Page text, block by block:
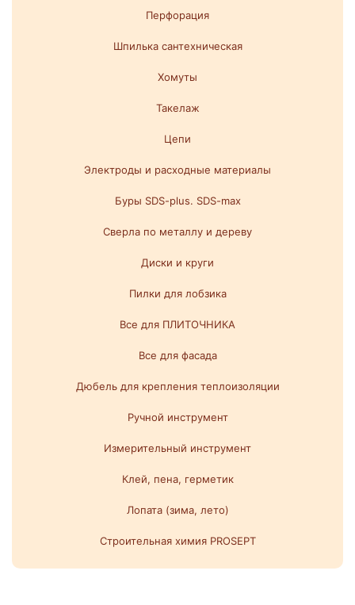
Перфорация
Шпилька сантехническая
Хомуты
Такелаж
Цепи
Электроды и расходные материалы
Буры SDS-plus. SDS-max
Сверла по металлу и дереву
Диски и круги
Пилки для лобзика
Все для ПЛИТОЧНИКА
Все для фасада
Дюбель для крепления теплоизоляции
Ручной инструмент
Измерительный инструмент
Клей, пена, герметик
Лопата (зима, лето)
Строительная химия PROSEPT